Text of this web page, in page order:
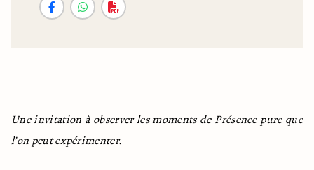
Une invitation à observer les moments de Présence pure que
l’on peut expérimenter.